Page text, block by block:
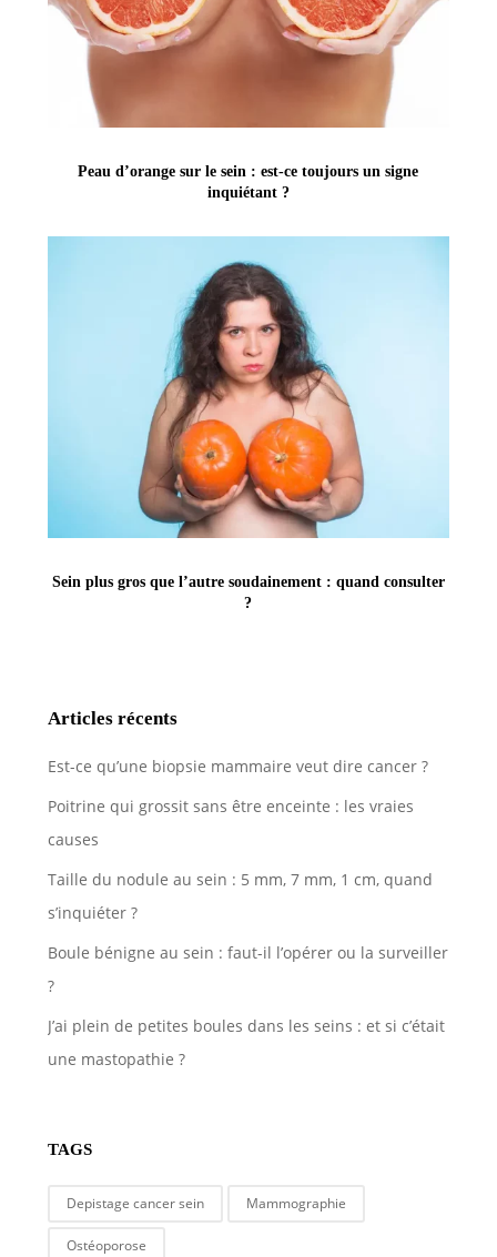
Peau d’orange sur le sein : est-ce toujours un signe
inquiétant ?
Sein plus gros que l’autre soudainement : quand consulter
?
Articles récents
Est-ce qu’une biopsie mammaire veut dire cancer ?
Poitrine qui grossit sans être enceinte : les vraies
causes
Taille du nodule au sein : 5 mm, 7 mm, 1 cm, quand
s’inquiéter ?
Boule bénigne au sein : faut-il l’opérer ou la surveiller
?
J’ai plein de petites boules dans les seins : et si c’était
une mastopathie ?
TAGS
Depistage cancer sein Mammographie
Ostéoporose